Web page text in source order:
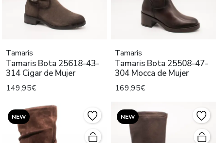
Tamaris
Tamaris Bota 25618-43-
314 Cigar de Mujer
149,95€
Tamaris
Tamaris Bota 25508-47-
304 Mocca de Mujer
169,95€
NEW NEW